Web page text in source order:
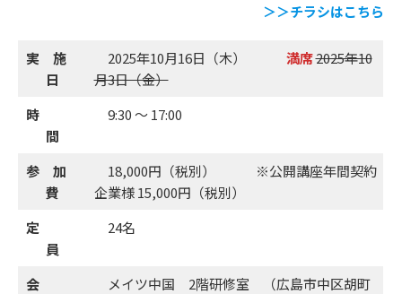
オーダーメイド研修
＞＞チラシはこちら
実 施
日
2025年10月16日（木） 満席2025年10
月3日（金）
時
間
9:30 ～ 17:00
参 加
費
18,000円（税別） ※公開講座年間契約
企業様 15,000円（税別）
定
員
24名
会
メイツ中国 2階研修室 （広島市中区胡町